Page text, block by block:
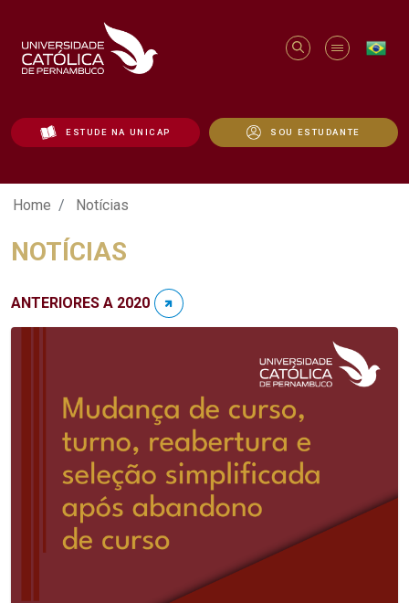
ESTUDE NA UNICAP SOU ESTUDANTE
Notícias - Unicap
Home Notícias
NOTÍCIAS
ANTERIORES A 2020